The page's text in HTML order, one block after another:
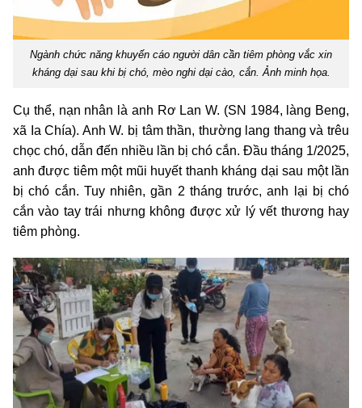
Ngành chức năng khuyến cáo người dân cần tiêm phòng vắc xin
kháng dại sau khi bị chó, mèo nghi dại cào, cắn. Ảnh minh họa.
Cụ thể, nạn nhân là anh Rơ Lan W. (SN 1984, làng Beng,
xã Ia Chía). Anh W. bị tâm thần, thường lang thang và trêu
chọc chó, dẫn đến nhiều lần bị chó cắn. Đầu tháng 1/2025,
anh được tiêm một mũi huyết thanh kháng dại sau một lần
bị chó cắn. Tuy nhiên, gần 2 tháng trước, anh lại bị chó
cắn vào tay trái nhưng không được xử lý vết thương hay
tiêm phòng.